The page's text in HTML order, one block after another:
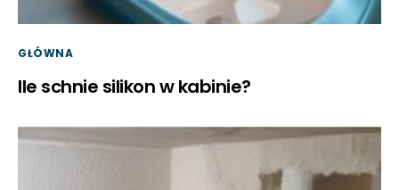
GŁÓWNA
Ile schnie silikon w kabinie?